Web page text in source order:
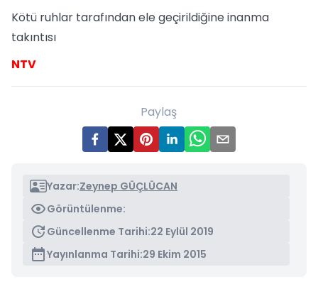
Kötü ruhlar tarafından ele geçirildiğine inanma
takıntısı
NTV
Paylaş
Yazar:Zeynep GÜÇLÜCAN
Görüntülenme:
Güncellenme Tarihi:22 Eylül 2019
Yayınlanma Tarihi:29 Ekim 2015